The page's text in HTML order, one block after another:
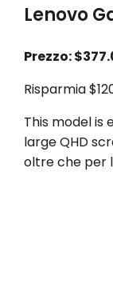
Lenovo
Prezzo:
Risparmia
This model is
large QHD
oltre che per